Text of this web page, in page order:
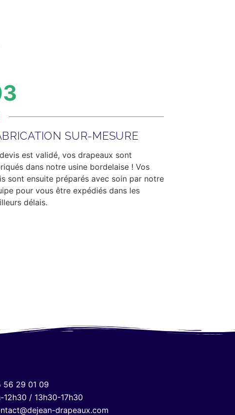
SUR-MESURE
est validé, vos drapeaux sont
dans notre usine bordelaise ! Vos
sont ensuite préparés avec soin par notre
pour vous être expédiés dans les
délais.
56 29 01 09
12h30 / 13h30-17h30
drapeaux.com